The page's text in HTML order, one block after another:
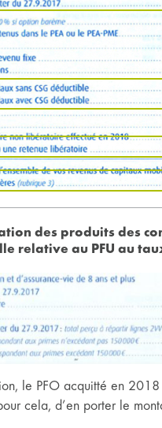
des produits des
relative au PFU au
le PFO acquitté en
cela, d’en porter le